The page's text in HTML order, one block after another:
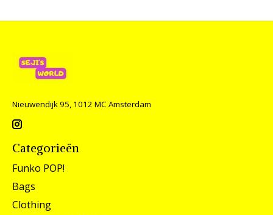
Nieuwendijk 95, 1012 MC Amsterdam
Categorieën
Funko POP!
Bags
Clothing